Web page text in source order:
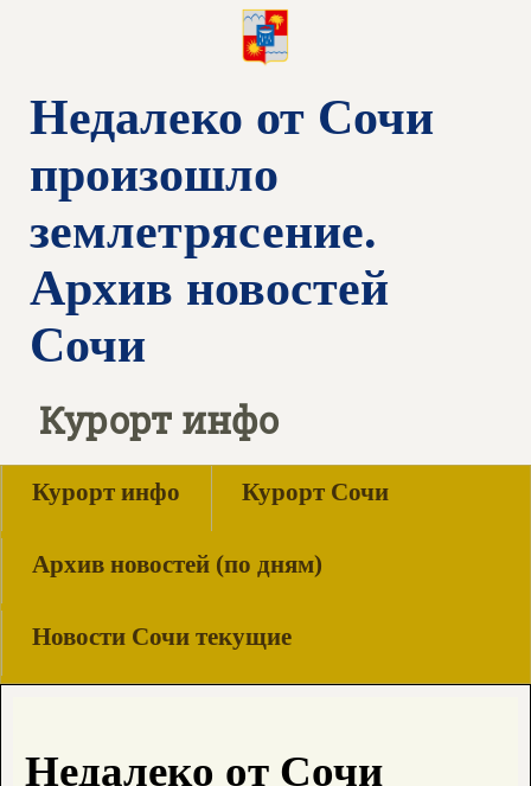
Недалеко от Сочи
произошло
землетрясение.
Архив новостей
Сочи
Курорт инфо
Курорт инфо Курорт Сочи
Архив новостей (по дням)
Новости Сочи текущие
Недалеко от Сочи